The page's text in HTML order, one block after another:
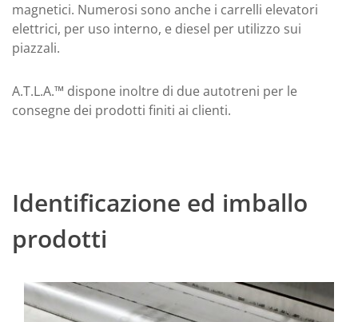
magnetici. Numerosi sono anche i carrelli elevatori
elettrici, per uso interno, e diesel per utilizzo sui
piazzali.
A.T.L.A.™ dispone inoltre di due autotreni per le
consegne dei prodotti finiti ai clienti.
Identificazione ed imballo
prodotti